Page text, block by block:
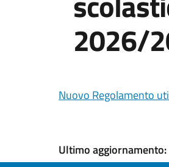
2026/
Nuovo Regolamento
Ultimo aggiornamento: